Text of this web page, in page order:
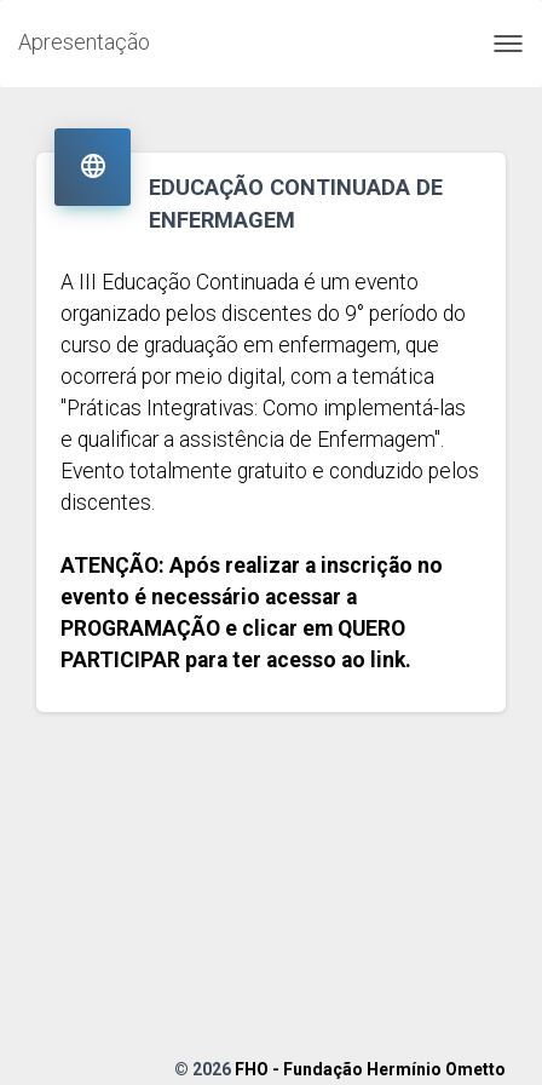
Apresentação

EDUCAÇÃO CONTINUADA DE
ENFERMAGEM
A III Educação Continuada é um evento
organizado pelos discentes do 9° período do
curso de graduação em enfermagem, que
ocorrerá por meio digital, com a temática
"Práticas Integrativas: Como implementá-las
e qualificar a assistência de Enfermagem".
Evento totalmente gratuito e conduzido pelos
discentes.
ATENÇÃO: Após realizar a inscrição no
evento é necessário acessar a
PROGRAMAÇÃO e clicar em QUERO
PARTICIPAR para ter acesso ao link.
© 2026 FHO - Fundação Hermínio Ometto